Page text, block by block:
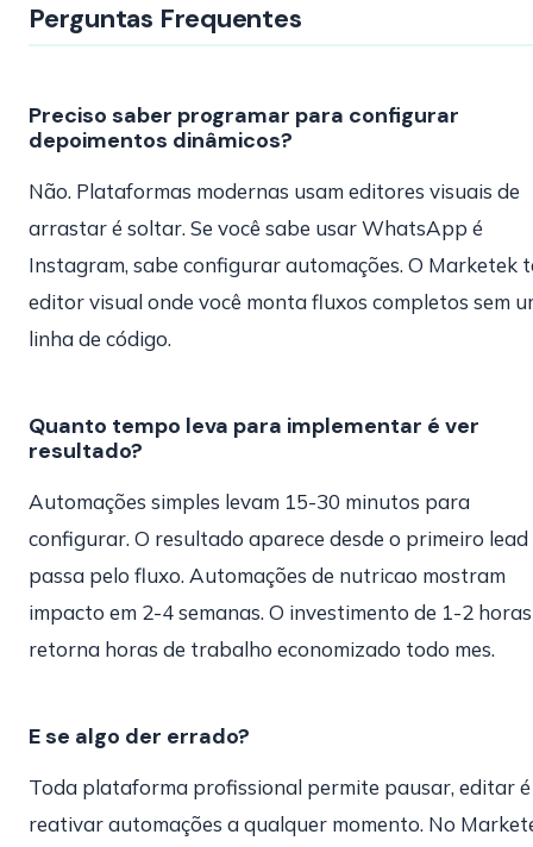
Perguntas Frequentes
Preciso saber programar para configurar
depoimentos dinâmicos?
Não. Plataformas modernas usam editores visuais de
arrastar é soltar. Se você sabe usar WhatsApp é
Instagram, sabe configurar automações. O Marketek
editor visual onde você monta fluxos completos sem
linha de código.
Quanto tempo leva para implementar é ver
resultado?
Automações simples levam 15-30 minutos para
configurar. O resultado aparece desde o primeiro lead
passa pelo fluxo. Automações de nutricao mostram
impacto em 2-4 semanas. O investimento de 1-2 horas
retorna horas de trabalho economizado todo mes.
E se algo der errado?
Toda plataforma profissional permite pausar, editar é
reativar automações a qualquer momento. No